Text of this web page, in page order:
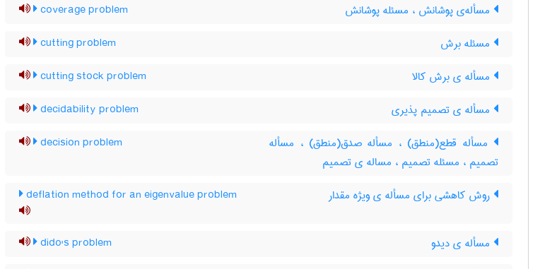
مسأله‌ی پوشانش ، مسئله پوشانش coverage problem
مسئله برش cutting problem
مسأله ی برش کالا cutting stock problem
مسأله ی تصمیم پذیری decidability problem
مسأله قطع(منطق) ، مسأله صدق(منطق) ، مسأله
تصمیم ، مسئله تصمیم ، مساله ی تصمیم
decision problem
روش کاهشی برای مسأله ی ویژه مقدار deflation method for an eigenvalue problem
مسأله ی دیدو dido's problem